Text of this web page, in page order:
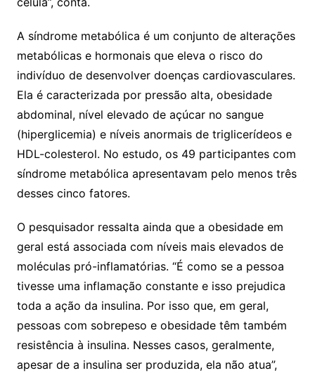
A síndrome metabólica é um conjunto de alterações
metabólicas e hormonais que eleva o risco do
indivíduo de desenvolver doenças cardiovasculares.
Ela é caracterizada por pressão alta, obesidade
abdominal, nível elevado de açúcar no sangue
(hiperglicemia) e níveis anormais de triglicerídeos e
HDL-colesterol. No estudo, os 49 participantes com
síndrome metabólica apresentavam pelo menos três
desses cinco fatores.
O pesquisador ressalta ainda que a obesidade em
geral está associada com níveis mais elevados de
moléculas pró-inflamatórias. “É como se a pessoa
tivesse uma inflamação constante e isso prejudica
toda a ação da insulina. Por isso que, em geral,
pessoas com sobrepeso e obesidade têm também
resistência à insulina. Nesses casos, geralmente,
apesar de a insulina ser produzida, ela não atua”,